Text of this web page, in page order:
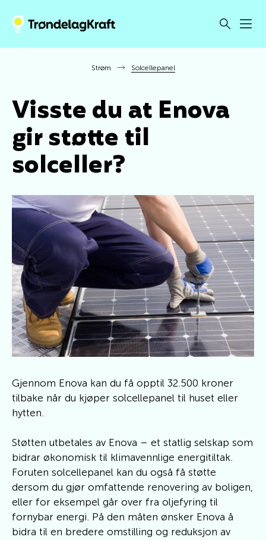
Strøm Solcellepanel
Visste du at Enova
gir støtte til
solceller?
Gjennom Enova kan du få opptil 32.500 kroner
tilbake når du kjøper solcellepanel til huset eller
hytten.
Støtten utbetales av Enova – et statlig selskap som
bidrar økonomisk til klimavennlige energitiltak.
Foruten solcellepanel kan du også få støtte
dersom du gjør omfattende renovering av boligen,
eller for eksempel går over fra oljefyring til
fornybar energi. På den måten ønsker Enova å
bidra til en bredere omstilling og reduksjon av